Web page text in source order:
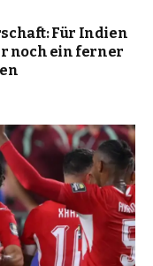
Für Indien
noch ein ferner